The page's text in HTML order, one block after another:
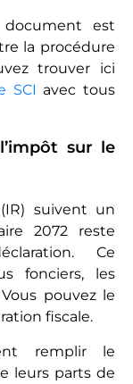
est
la procédure
trouver ici
SCI avec tous
sur le
suivent un
2072 reste
Ce
fonciers, les
pouvez le
fiscale.
remplir le
leurs parts de